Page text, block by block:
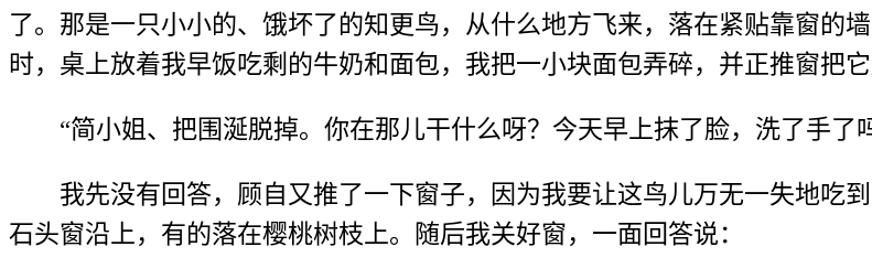
了。那是一只小小的、饿坏了的知更鸟，从什么地方飞来，落在紧贴靠窗的
时，桌上放着我早饭吃剩的牛奶和面包，我把一小块面包弄碎，并正推窗把
“简小姐、把围涎脱掉。你在那儿干什么呀？今天早上抹了脸，洗了手了
我先没有回答，顾自又推了一下窗子，因为我要让这鸟儿万无一失地吃
石头窗沿上，有的落在樱桃树枝上。随后我关好窗，一面回答说：